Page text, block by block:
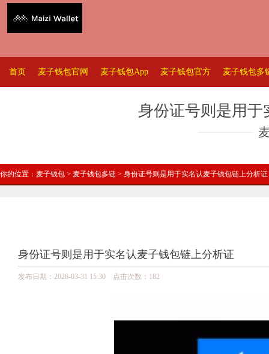
首页 麦子钱包官网 麦子钱包App 麦子钱包官方 麦子钱包多
身份证号则是用于
你的位置： 麦子钱包 > 麦子钱包多链 > 身份证号则是用于实名认麦子钱包链上分析证
身份证号则是用于实名认麦子钱包链上分析证
发布日期：2026-03-31 15:30 点击次数：182